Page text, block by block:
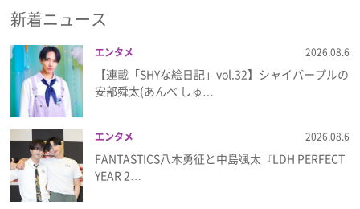
エンタメ
ライフスタイル
プレゼント
インタビュー
新着ニュース
エンタメ 2026.08.6
【連載「SHYな絵日記」vol.32】シャイパープルの
安部舜太(あんべ しゅ…
エンタメ 2026.08.6
FANTASTICS八木勇征と中島颯太『LDH PERFECT
YEAR 2…